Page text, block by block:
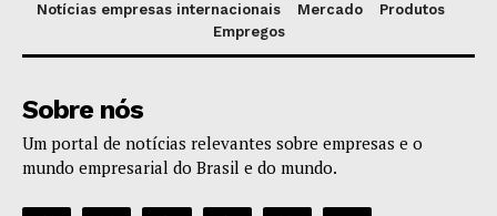
Notícias empresas internacionais
Mercado
Produtos
Empregos
Sobre nós
Um portal de notícias relevantes sobre empresas e o
mundo empresarial do Brasil e do mundo.